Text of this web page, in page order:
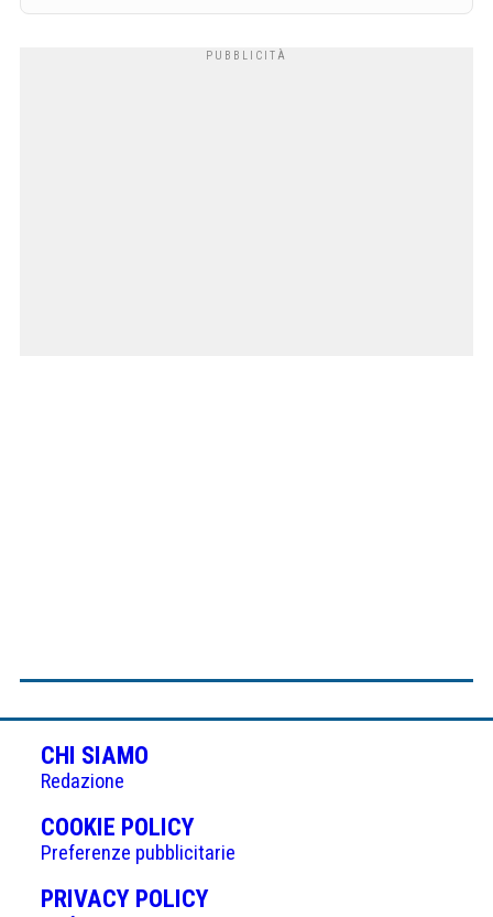
CHI SIAMO
Redazione
COOKIE POLICY(APRE
IN
UNA
NUOVA
Preferenze pubblicitarie
PRIVACY POLICY(APRE